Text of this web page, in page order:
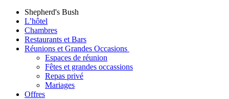
Shepherd's Bush
L’hôtel
Chambres
Restaurants et Bars
Réunions et Grandes Occasions
Espaces de réunion
Fêtes et grandes occassions
Repas privé
Mariages
Offres